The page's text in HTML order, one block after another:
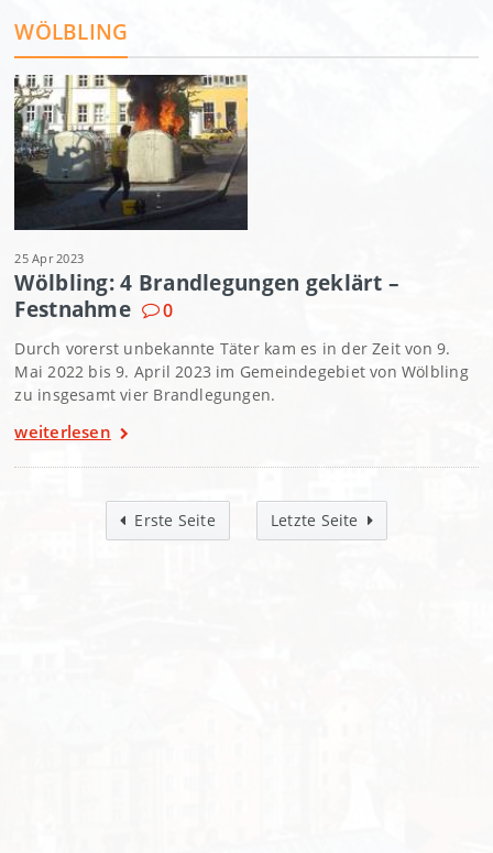
WÖLBLING
25 Apr 2023
Wölbling: 4 Brandlegungen geklärt –
Festnahme
0
Durch vorerst unbekannte Täter kam es in der Zeit von 9.
Mai 2022 bis 9. April 2023 im Gemeindegebiet von Wölbling
zu insgesamt vier Brandlegungen.
weiterlesen
Erste Seite Letzte Seite